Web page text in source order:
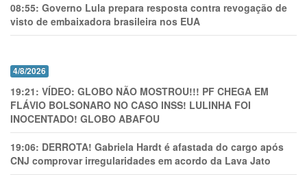
08:55: Governo Lula prepara resposta contra revogação de
visto de embaixadora brasileira nos EUA
4/8/2026
19:21: VÍDEO: GLOBO NÃO MOSTROU!!! PF CHEGA EM
FLÁVIO BOLSONARO NO CASO INSS! LULINHA FOI
INOCENTADO! GLOBO ABAFOU
19:06: DERROTA! Gabriela Hardt é afastada do cargo após
CNJ comprovar irregularidades em acordo da Lava Jato